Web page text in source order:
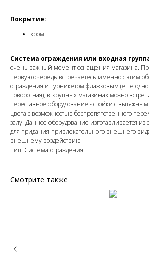
Покрытие:
хром
Система ограждения или входная
очень важный момент оснащения магазина.
первую очередь встречаетесь именно с этим
ограждения и турникетом флажковым (еще
поворотная), в крупных магазинах можно
переставное оборудование - стойки с
цвета с возможностью беспрепятственного
залу. Данное оборудование изготавливается из
для придания привлекательного внешнего
внешнему воздействию.
Тип: Система ограждения
Смотрите также